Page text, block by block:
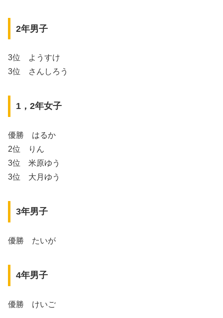
2年男子
3位 ようすけ
3位 さんしろう
1，2年女子
優勝 はるか
2位 りん
3位 米原ゆう
3位 大月ゆう
3年男子
優勝 たいが
4年男子
優勝 けいご